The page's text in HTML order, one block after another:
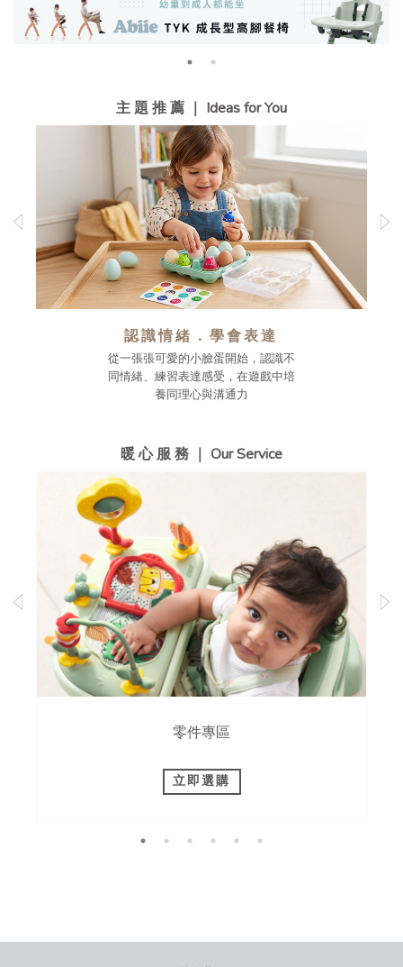
主 題 推 薦 ｜ Ideas for You
認識情緒．學會表達
從一張張可愛的小臉蛋開始，認識不
同情緒、練習表達感受，在遊戲中培
養同理心與溝通力
暖 心 服 務 ｜ Our Service
零件專區
立即選購